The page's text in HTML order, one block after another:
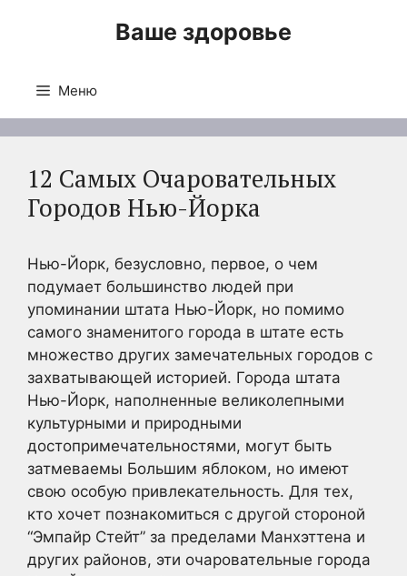
Ваше здоровье
Меню
12 Самых Очаровательных
Городов Нью-Йорка
Нью-Йорк, безусловно, первое, о чем
подумает большинство людей при
упоминании штата Нью-Йорк, но помимо
самого знаменитого города в штате есть
множество других замечательных городов с
захватывающей историей. Города штата
Нью-Йорк, наполненные великолепными
культурными и природными
достопримечательностями, могут быть
затмеваемы Большим яблоком, но имеют
свою особую привлекательность. Для тех,
кто хочет познакомиться с другой стороной
“Эмпайр Стейт” за пределами Манхэттена и
других районов, эти очаровательные города